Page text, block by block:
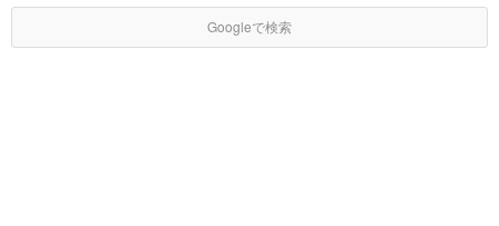
Googleで検索